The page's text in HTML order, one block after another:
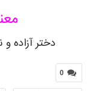
دختر آزاده
0